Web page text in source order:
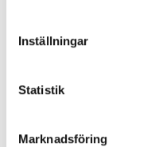
Inställningar
Statistik
Marknadsföring